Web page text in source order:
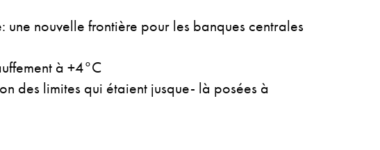
nouvelle frontière pour les banques centrales
à +4°C
des limites qui étaient jusque- là posées à